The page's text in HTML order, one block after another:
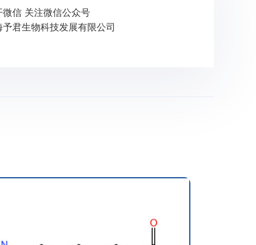
微信 关注微信公众号
予君生物科技发展有限公司